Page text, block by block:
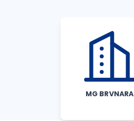
MG BRVNARA